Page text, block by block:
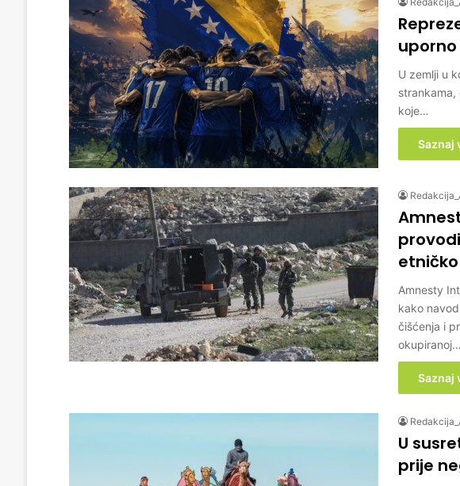
U zemlji u
koje…
Saznaj
Amnesty
kako
čišćenja i
okupiranoj…
Saznaj
U
prije